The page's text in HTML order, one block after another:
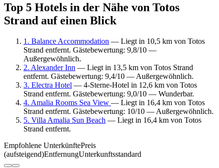
Top 5 Hotels in der Nähe von Totos
Strand auf einen Blick
1. Balance Accommodation — Liegt in 10,5 km von Totos
Strand entfernt. Gästebewertung: 9,8/10 —
Außergewöhnlich.
2. Alexander Inn — Liegt in 13,5 km von Totos Strand
entfernt. Gästebewertung: 9,4/10 — Außergewöhnlich.
3. Electra Hotel — 4-Sterne-Hotel in 12,6 km von Totos
Strand entfernt. Gästebewertung: 9,0/10 — Wunderbar.
4. Amalia Rooms Sea View — Liegt in 16,4 km von Totos
Strand entfernt. Gästebewertung: 10/10 — Außergewöhnlich.
5. Villa Amalia Sun Beach — Liegt in 16,4 km von Totos
Strand entfernt.
Empfohlene UnterkünftePreis
(aufsteigend)EntfernungUnterkunftsstandard